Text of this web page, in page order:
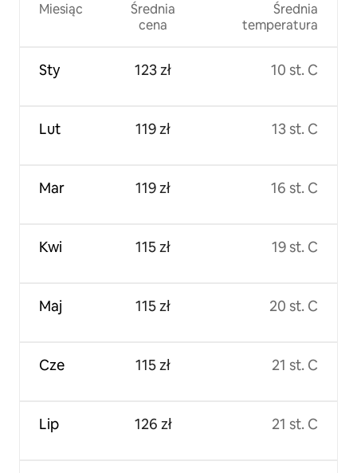
Miesiąc
Sty
Lut
Mar
Kwi
Maj
Cze
Lip
Średnia
cena
123 zł
119 zł
119 zł
115 zł
115 zł
115 zł
126 zł
Średnia
temperatura
10 st. C
13 st. C
16 st. C
19 st. C
20 st. C
21 st. C
21 st. C